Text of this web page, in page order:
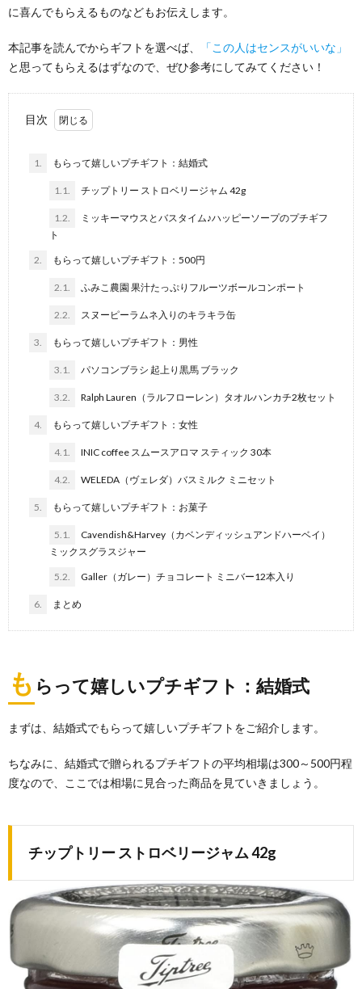
に喜んでもらえるものなどもお伝えします。
本記事を読んでからギフトを選べば、
「この人はセンスがいいな」
と思ってもらえるはずなので、ぜひ参考にしてみてください！
目次
1. もらって嬉しいプチギフト：結婚式
1.1. チップトリー ストロベリージャム 42g
1.2.
ミッキーマウスとバスタイム♪ハッピーソープのプチギフ
ト
2. もらって嬉しいプチギフト：500円
2.1. ふみこ農園 果汁たっぷりフルーツボールコンポート
2.2. スヌーピーラムネ入りのキラキラ缶
3. もらって嬉しいプチギフト：男性
3.1. パソコンブラシ 起上り黒馬 ブラック
3.2. Ralph Lauren（ラルフローレン）タオルハンカチ2枚セット
4. もらって嬉しいプチギフト：女性
4.1. INIC coffee スムースアロマ スティック 30本
4.2. WELEDA（ヴェレダ）バスミルク ミニセット
5. もらって嬉しいプチギフト：お菓子
5.1.
Cavendish&Harvey（カベンディッシュアンドハーベイ）
ミックスグラスジャー
5.2. Galler（ガレー）チョコレート ミニバー12本入り
6. まとめ
も らって嬉しいプチギフト：結婚式
まずは、結婚式でもらって嬉しいプチギフトをご紹介します。
ちなみに、結婚式で贈られるプチギフトの平均相場は300～500円程
度なので、ここでは相場に見合った商品を見ていきましょう。
チップトリー ストロベリージャム 42g